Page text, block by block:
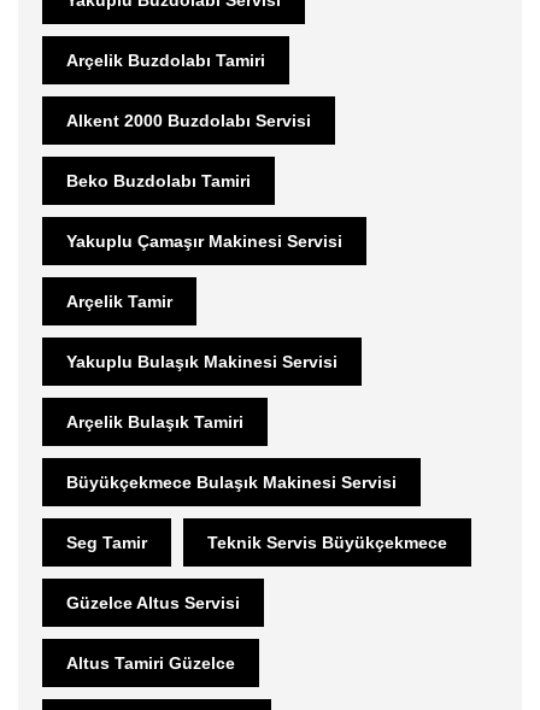
Arçelik Buzdolabı Tamiri
Alkent 2000 Buzdolabı Servisi
Beko Buzdolabı Tamiri
Yakuplu Çamaşır Makinesi Servisi
Arçelik Tamir
Yakuplu Bulaşık Makinesi Servisi
Arçelik Bulaşık Tamiri
Büyükçekmece Bulaşık Makinesi Servisi
Seg Tamir Teknik Servis Büyükçekmece
Güzelce Altus Servisi
Altus Tamiri Güzelce